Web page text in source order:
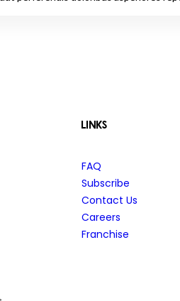
LINKS
FAQ
Subscribe
Contact Us
Careers
Franchise